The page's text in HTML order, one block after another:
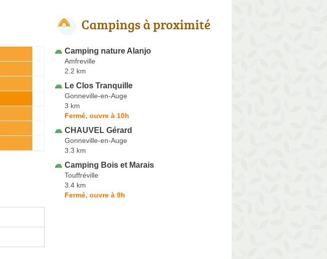
Campings à proximité
Camping nature Alanjo
Amfreville
2.2 km
Le Clos Tranquille
Gonneville-en-Auge
3 km
Fermé, ouvre à 10h
CHAUVEL Gérard
Gonneville-en-Auge
3.3 km
Camping Bois et Marais
Touffréville
3.4 km
Fermé, ouvre à 9h